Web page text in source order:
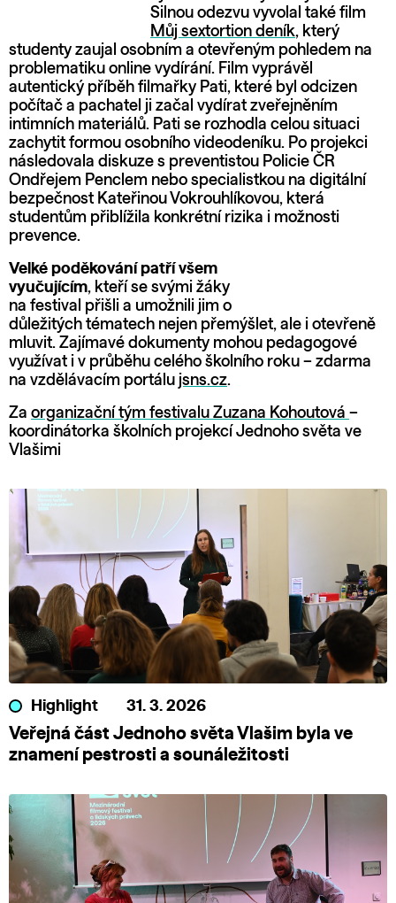
Silnou odezvu vyvolal také film
Můj sextortion deník, který
studenty zaujal osobním a otevřeným pohledem na
problematiku online vydírání. Film vyprávěl
autentický příběh filmařky Pati, které byl odcizen
počítač a pachatel ji začal vydírat zveřejněním
intimních materiálů. Pati se rozhodla celou situaci
zachytit formou osobního videodeníku. Po projekci
následovala diskuze s preventistou Policie ČR
Ondřejem Penclem nebo specialistkou na digitální
bezpečnost Kateřinou Vokrouhlíkovou, která
studentům přiblížila konkrétní rizika i možnosti
prevence.
Velké poděkování patří všem
vyučujícím, kteří se svými žáky
na festival přišli a umožnili jim o
důležitých tématech nejen přemýšlet, ale i otevřeně
mluvit. Zajímavé dokumenty mohou pedagogové
využívat i v průběhu celého školního roku – zdarma
na vzdělávacím portálu jsns.cz.
Za organizační tým festivalu Zuzana Kohoutová –
koordinátorka školních projekcí Jednoho světa ve
Vlašimi
Highlight 31. 3. 2026
Veřejná část Jednoho světa Vlašim byla ve
znamení pestrosti a sounáležitosti